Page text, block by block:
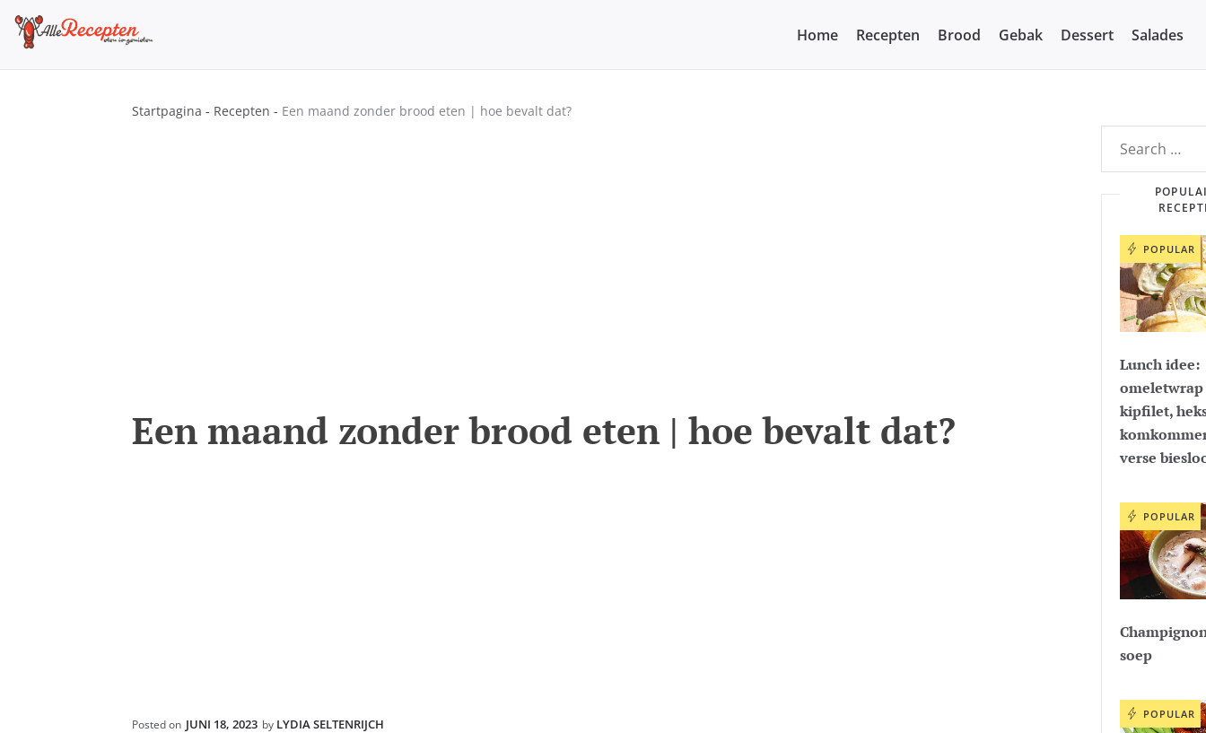
Skip
Home Recepten Brood Gebak Dessert Salades
Startpagina - Recepten - Een maand zonder brood eten | hoe bevalt dat?
Een maand zonder brood eten | hoe bevalt dat?
Posted on JUNI 18, 2023 by LYDIA SELTENRIJCH
POPULAR
Lunch idee:
kipfilet,
verse
POPULAR
soep
POPULAR